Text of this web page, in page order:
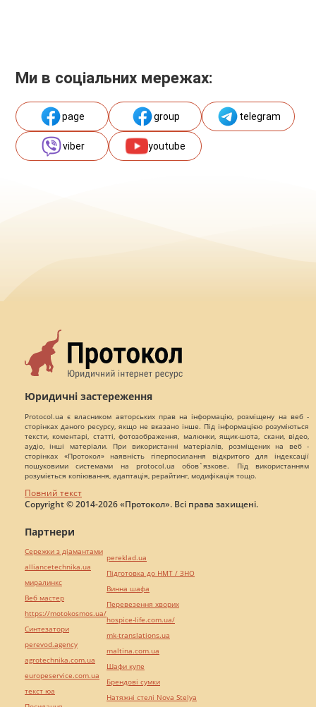
Ми в соціальних мережах:
page group telegram
viber youtube
Юридичні застереження
Protocol.ua є власником авторських прав на інформацію, розміщену на веб -
сторінках даного ресурсу, якщо не вказано інше. Під інформацією розуміються
тексти, коментарі, статті, фотозображення, малюнки, ящик-шота, скани, відео,
аудіо, інші матеріали. При використанні матеріалів, розміщених на веб -
сторінках «Протокол» наявність гіперпосилання відкритого для індексації
пошуковими системами на protocol.ua обов`язкове. Під використанням
розуміється копіювання, адаптація, рерайтинг, модифікація тощо.
Повний текст
Copyright © 2014-2026 «Протокол». Всі права захищені.
Партнери
Сережки з діамантами
alliancetechnika.ua
миралинкс
Веб мастер
https://motokosmos.ua/
Синтезатори
perevod.agency
agrotechnika.com.ua
europeservice.com.ua
текст юа
pereklad.ua
Підготовка до НМТ / ЗНО
Винна шафа
Перевезення хворих
hospice-life.com.ua/
mk-translations.ua
maltina.com.ua
Шафи купе
Брендові сумки
Натяжні стелі Nova Stelya